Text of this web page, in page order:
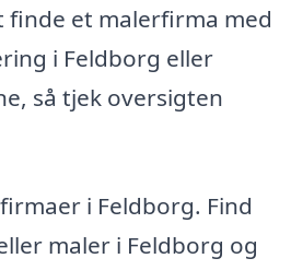
finde et malerfirma med
i Feldborg eller
så tjek oversigten
i Feldborg. Find
maler i Feldborg og